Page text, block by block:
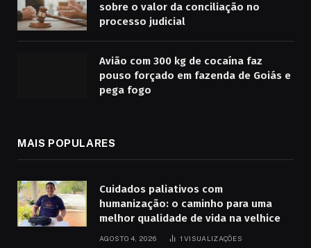
sobre o valor da conciliação no
processo judicial
Avião com 300 kg de cocaína faz
pouso forçado em fazenda de Goiás e
pega fogo
MAIS POPULARES
Cuidados paliativos com
humanização: o caminho para uma
melhor qualidade de vida na velhice
AGOSTO 4, 2026 1VISUALIZAÇÕES